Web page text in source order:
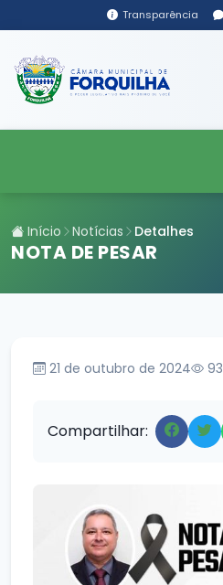
Transparência
Início Notícias Detalhes
NOTA DE PESAR
21 de outubro de 2024 93
Compartilhar: